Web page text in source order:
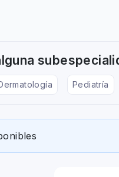
Pediatría